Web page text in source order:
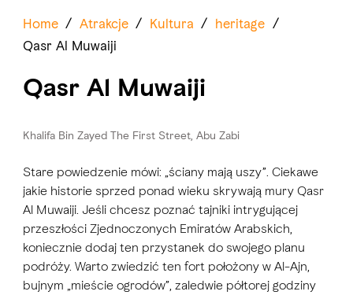
Home / Atrakcje / Kultura / heritage /
Qasr Al Muwaiji
Qasr Al Muwaiji
Khalifa Bin Zayed The First Street, Abu Zabi
Stare powiedzenie mówi: „ściany mają uszy”. Ciekawe
jakie historie sprzed ponad wieku skrywają mury Qasr
Al Muwaiji. Jeśli chcesz poznać tajniki intrygującej
przeszłości Zjednoczonych Emiratów Arabskich,
koniecznie dodaj ten przystanek do swojego planu
podróży. Warto zwiedzić ten fort położony w Al-Ajn,
bujnym „mieście ogrodów”, zaledwie półtorej godziny